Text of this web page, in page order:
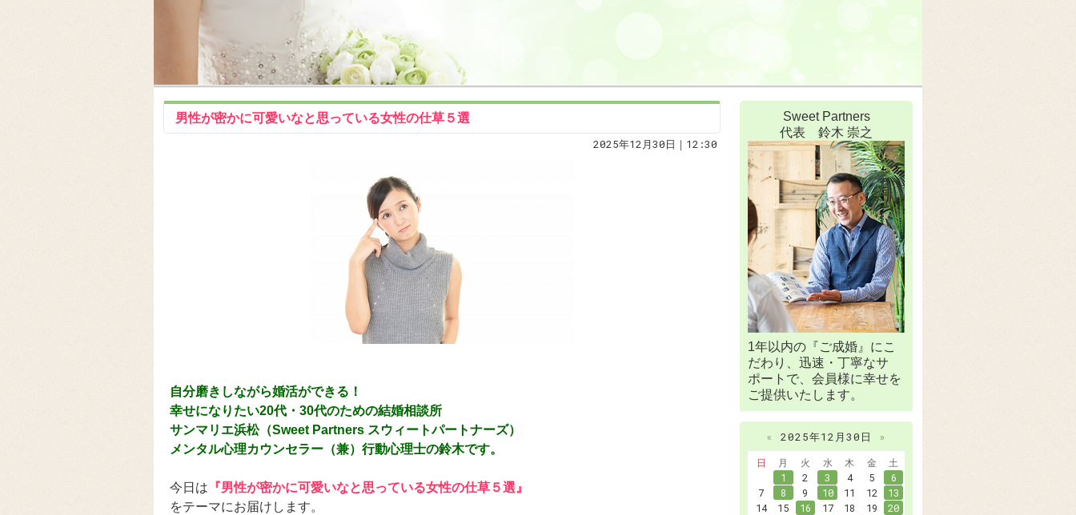
男性が密かに可愛いなと思っている女性の仕草５選
2025年12月30日｜12:30
自分磨きしながら婚活ができる！
幸せになりたい20代・30代のための結婚相談所
サンマリエ浜松（Sweet Partners スウィートパートナーズ）
メンタル心理カウンセラー（兼）行動心理士の鈴木です。
今日は 『男性が密かに可愛いなと思っている女性の仕草５選』
をテーマにお届けします。
Sweet Partners
代表 鈴木 崇之
1年以内の『ご成婚』にこ
だわり、迅速・丁寧なサ
ポートで、会員様に幸せを
ご提供いたします。
« 2025年12月30日
»
日
月 火 水 木 金
土
1
2 3 4 5
6
7
8 9 10 11 12
13
14
15 16 17 18 19
20